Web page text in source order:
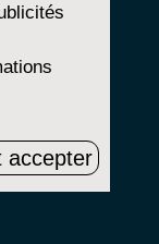
accepter